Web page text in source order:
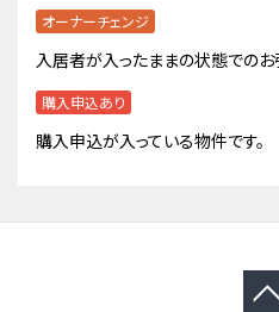
オーナーチェンジ
入居者が入ったままの状態でのお
購入申込あり
購入申込が入っている物件です。